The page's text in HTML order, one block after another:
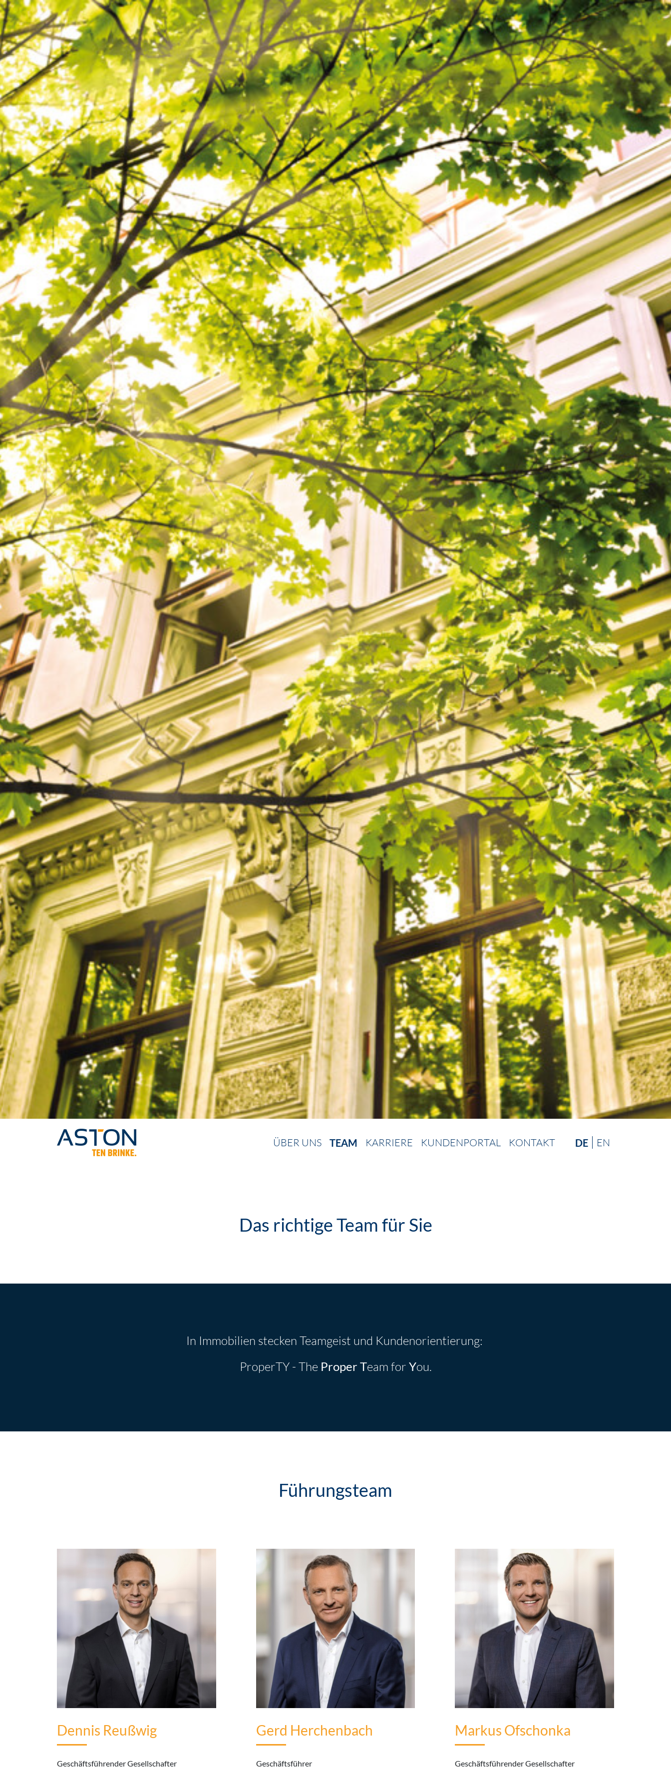
ÜBER UNS TEAM KARRIERE KUNDENPORTAL KONTAKT DE EN
Das richtige Team für Sie
In Immobilien stecken Teamgeist und Kundenorientierung:
ProperTY - The Proper Team for You.
Führungsteam
Dennis Reußwig
Geschäftsführender Gesellschafter
Gerd Herchenbach
Geschäftsführer
Markus Ofschonka
Geschäftsführender Gesellschafter